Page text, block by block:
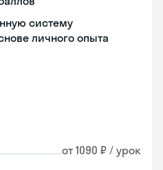
систему
личного опыта
от 1090 ₽ / урок